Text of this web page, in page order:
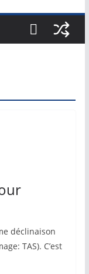
déclinaison
TAS). C’est